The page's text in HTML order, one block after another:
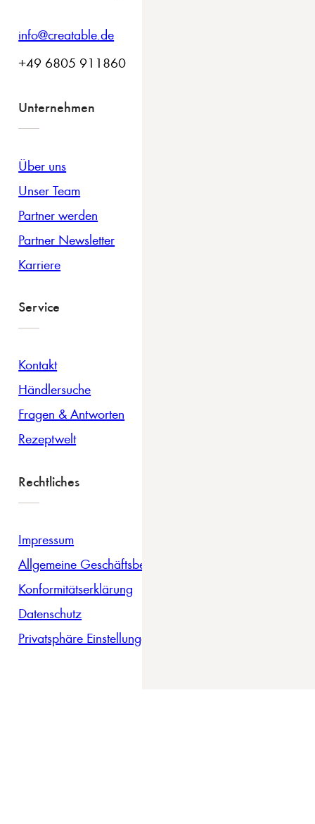
info@creatable.de
+49 6805 911860
Unternehmen
Über uns
Unser Team
Partner werden
Partner Newsletter
Karriere
Service
Kontakt
Händlersuche
Fragen & Antworten
Rezeptwelt
Rechtliches
Impressum
Allgemeine Geschäftsbedingungen
Konformitätserklärung
Datenschutz
Privatsphäre Einstellungen